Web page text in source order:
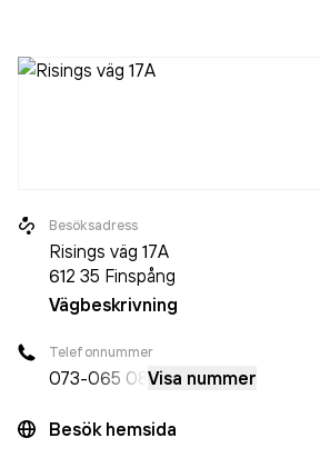
Besöksadress
Risings väg 17A
612 35 Finspång
Vägbeskrivning
Telefonnummer
073-065 08 Visa nummer
Besök hemsida